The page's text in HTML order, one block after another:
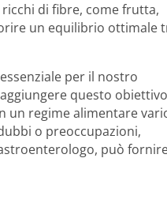
di fibre, come frutta,
un equilibrio ottimale
per il nostro
questo
un regime alimentare
o preoccupazioni,
può